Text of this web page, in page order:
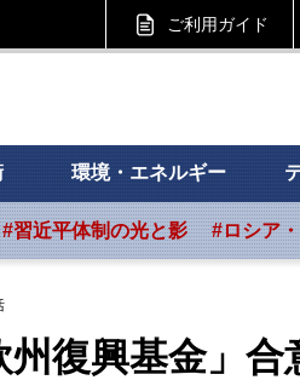
ご利用ガイド
サイト
環境・エネルギー
#習近平体制の光と影 #ロシア
州復興基金」合